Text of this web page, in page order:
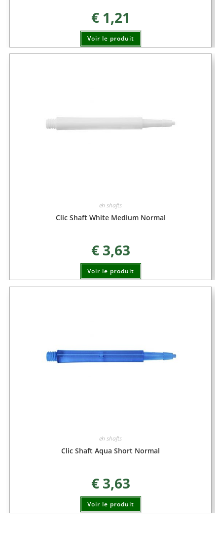
€1,21
Voir le produit
eh shafts
Clic Shaft White Medium Normal
€3,63
Voir le produit
eh shafts
Clic Shaft Aqua Short Normal
€3,63
Voir le produit